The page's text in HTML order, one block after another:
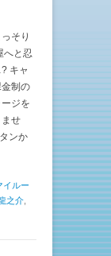
そり
へと忍
キャ
制の
ジを
せ
ンか
イルー
之介